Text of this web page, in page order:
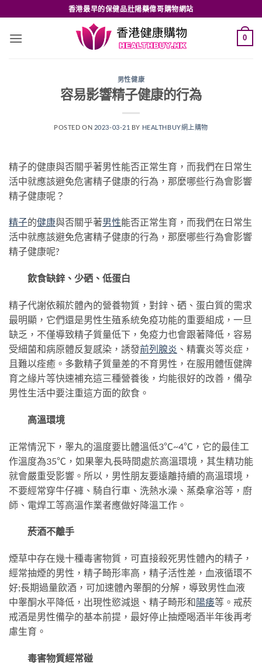
to
content
香港最早的保健品壯陽藥偉哥購物網站
0
男性健康
容易影響精子健康的行為
POSTED ON 2023-03-21 BY HEALTHBUY網上購物
精子的健康與否關乎著男性能否正常生育，而我們在日常生
活中就應該避免危害精子健康的行為，那麼哪些行為會影響
精子健康呢？
精子的健康與否關乎著男性能否正常生育，而我們在日常生
活中就應該避免危害精子健康的行為，那麼哪些行為會影響
精子健康呢?
飲食缺鋅、少硒、低蛋白
精子代謝依賴於體內的營養物質，對鋅、硒、蛋白質的需求
最明顯，它們還是男性生殖系統免疫功能的重要組成，一旦
缺乏，不僅導致精子質量低下，免疫力也會跟著降低，容易
受細菌和病原體反复感染，誘發前列腺炎 、精囊炎等炎症，
且難以痊癒。多數精子質量差的不育男性，在服用體恆健牌
育之緣片等快速補充這三種營養後，均能很好的改善，備孕
男性生活中要注重這方面的飲食。
高溫環境
正常情況下，睾丸的溫度要比體溫低3℃~4℃，它的最佳工
作溫度為35℃，如果睾丸長時間處於高溫環境，其生精功能
就會嚴重受影響。所以，男性朋友要遠離持續的高溫環境，
不要經常穿牛仔褲、騎自行車、洗熱水澡、蒸桑拿浴等，廚
師、電焊工等高溫作業者應做好降溫工作。
菸酒不離手
煙草中存在幾十種毒害物質，可直接殺死男性體內的精子，
經常抽煙的男性，精子畸形率高，精子活性差，血液循環不
好;長期過量飲酒，可加速體內睾酮的分解，導致男性血液
中睾酮水平降低，出現性慾減退、精子畸形和陽痿等。戒菸
戒酒是男性備孕的基本前提，最好停止抽煙喝酒半年後再考
慮生育。
毒害物質經常碰